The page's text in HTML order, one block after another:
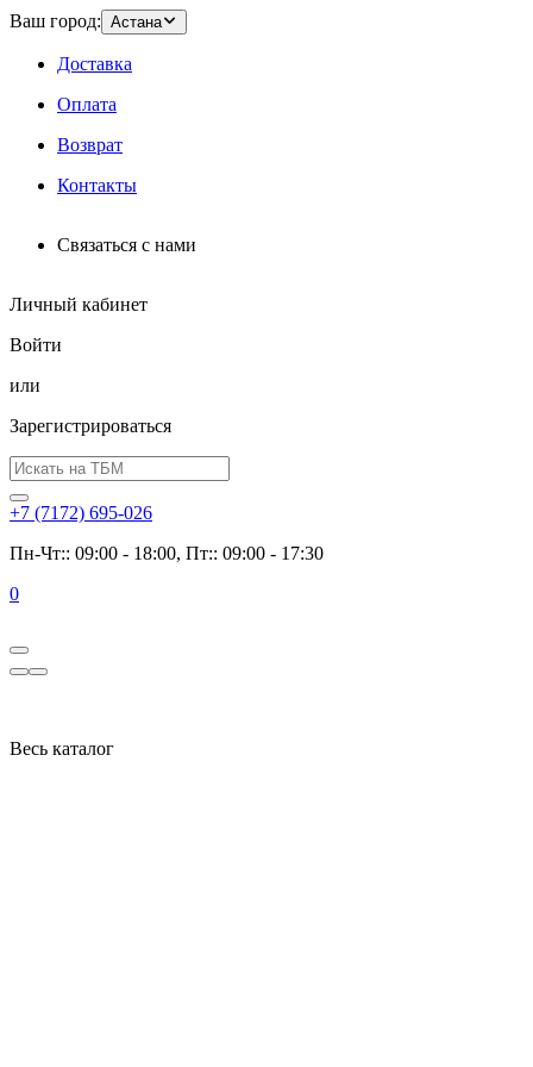
Ваш город: Астана
Доставка
Оплата
Возврат
Контакты
Связаться с нами
Личный кабинет
Войти
или
Зарегистрироваться
+7 (7172) 695-026
Пн-Чт:: 09:00 - 18:00, Пт:: 09:00 - 17:30
0
Весь каталог